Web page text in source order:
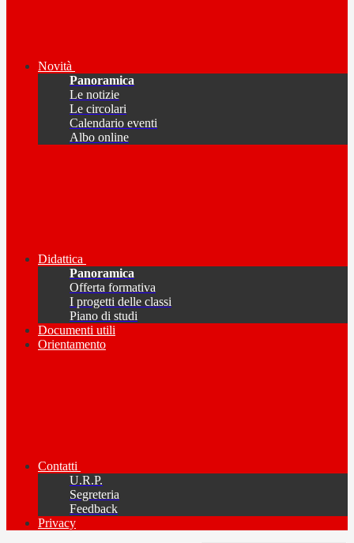
Novità
Panoramica
Le notizie
Le circolari
Calendario eventi
Albo online
Didattica
Panoramica
Offerta formativa
I progetti delle classi
Piano di studi
Documenti utili
Orientamento
Contatti
U.R.P.
Segreteria
Feedback
Privacy